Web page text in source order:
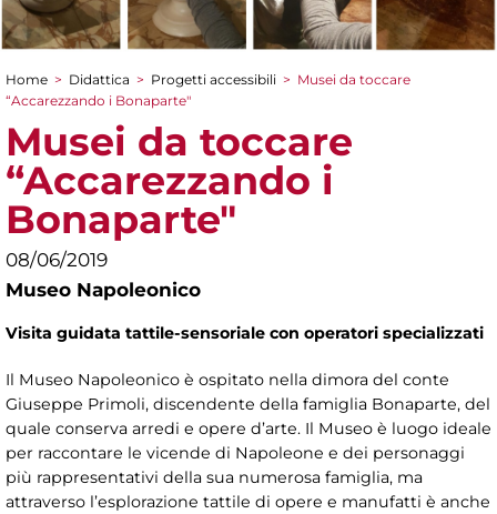
Tu sei qui
Home > Didattica > Progetti accessibili > Musei da toccare
“Accarezzando i Bonaparte"
Musei da toccare
“Accarezzando i
Bonaparte"
08/06/2019
Museo Napoleonico
Visita guidata tattile-sensoriale con operatori specializzati
Il Museo Napoleonico è ospitato nella dimora del conte
Giuseppe Primoli, discendente della famiglia Bonaparte, del
quale conserva arredi e opere d’arte. Il Museo è luogo ideale
per raccontare le vicende di Napoleone e dei personaggi
più rappresentativi della sua numerosa famiglia, ma
attraverso l’esplorazione tattile di opere e manufatti è anche